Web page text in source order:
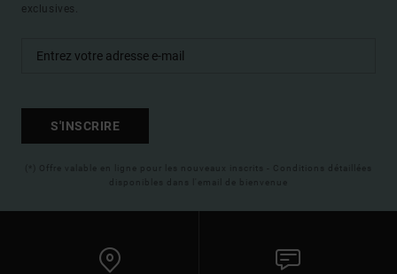
exclusives.
S'INSCRIRE
(*) Offre valable en ligne pour les nouveaux inscrits - Conditions détaillées
disponibles dans l'email de bienvenue